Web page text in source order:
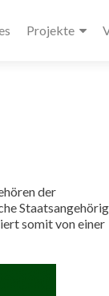
Projekte
der
somit von einer